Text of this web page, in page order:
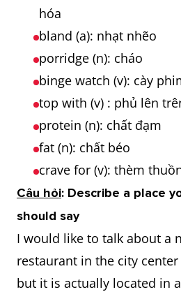
hóa
bland (a): nhạt nhẽo
porridge (n): cháo
binge watch (v): cày
top with (v) : phủ lên
protein (n): chất đạm
fat (n): chất béo
crave for (v): thèm
Câu hỏi: Describe a place
should say
I would like to talk about a
restaurant in the city center
but it is actually located in